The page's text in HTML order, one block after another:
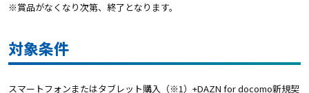
※賞品がなくなり次第、終了となります。
対象条件
スマートフォンまたはタブレット購入（※1）+DAZN for docomo新規契